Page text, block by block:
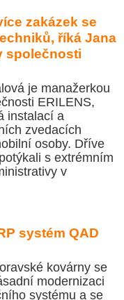
zakázek se
říká Jana
společnosti
je manažerkou
ERILENS,
instalací a
zvedacích
osoby. Dříve
s extrémním
v
systém QAD
kovárny se
modernizaci
systému a se